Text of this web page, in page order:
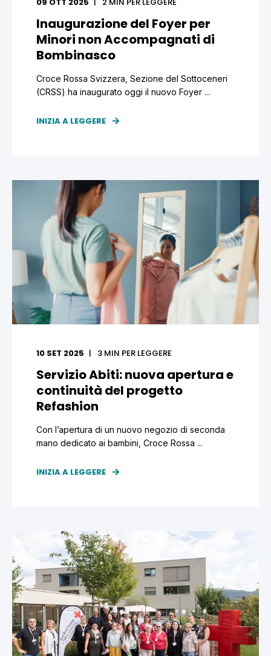
Inaugurazione del Foyer per
Minori non Accompagnati di
Bombinasco
Croce Rossa Svizzera, Sezione del Sottoceneri
(CRSS) ha inaugurato oggi il nuovo Foyer ...
INIZIA A LEGGERE
10 SET 2025 3 MIN PER LEGGERE
Servizio Abiti: nuova apertura e
continuità del progetto
Refashion
Con l’apertura di un nuovo negozio di seconda
mano dedicato ai bambini, Croce Rossa ...
INIZIA A LEGGERE